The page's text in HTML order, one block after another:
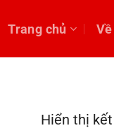
Trang chủ
Hiển thị